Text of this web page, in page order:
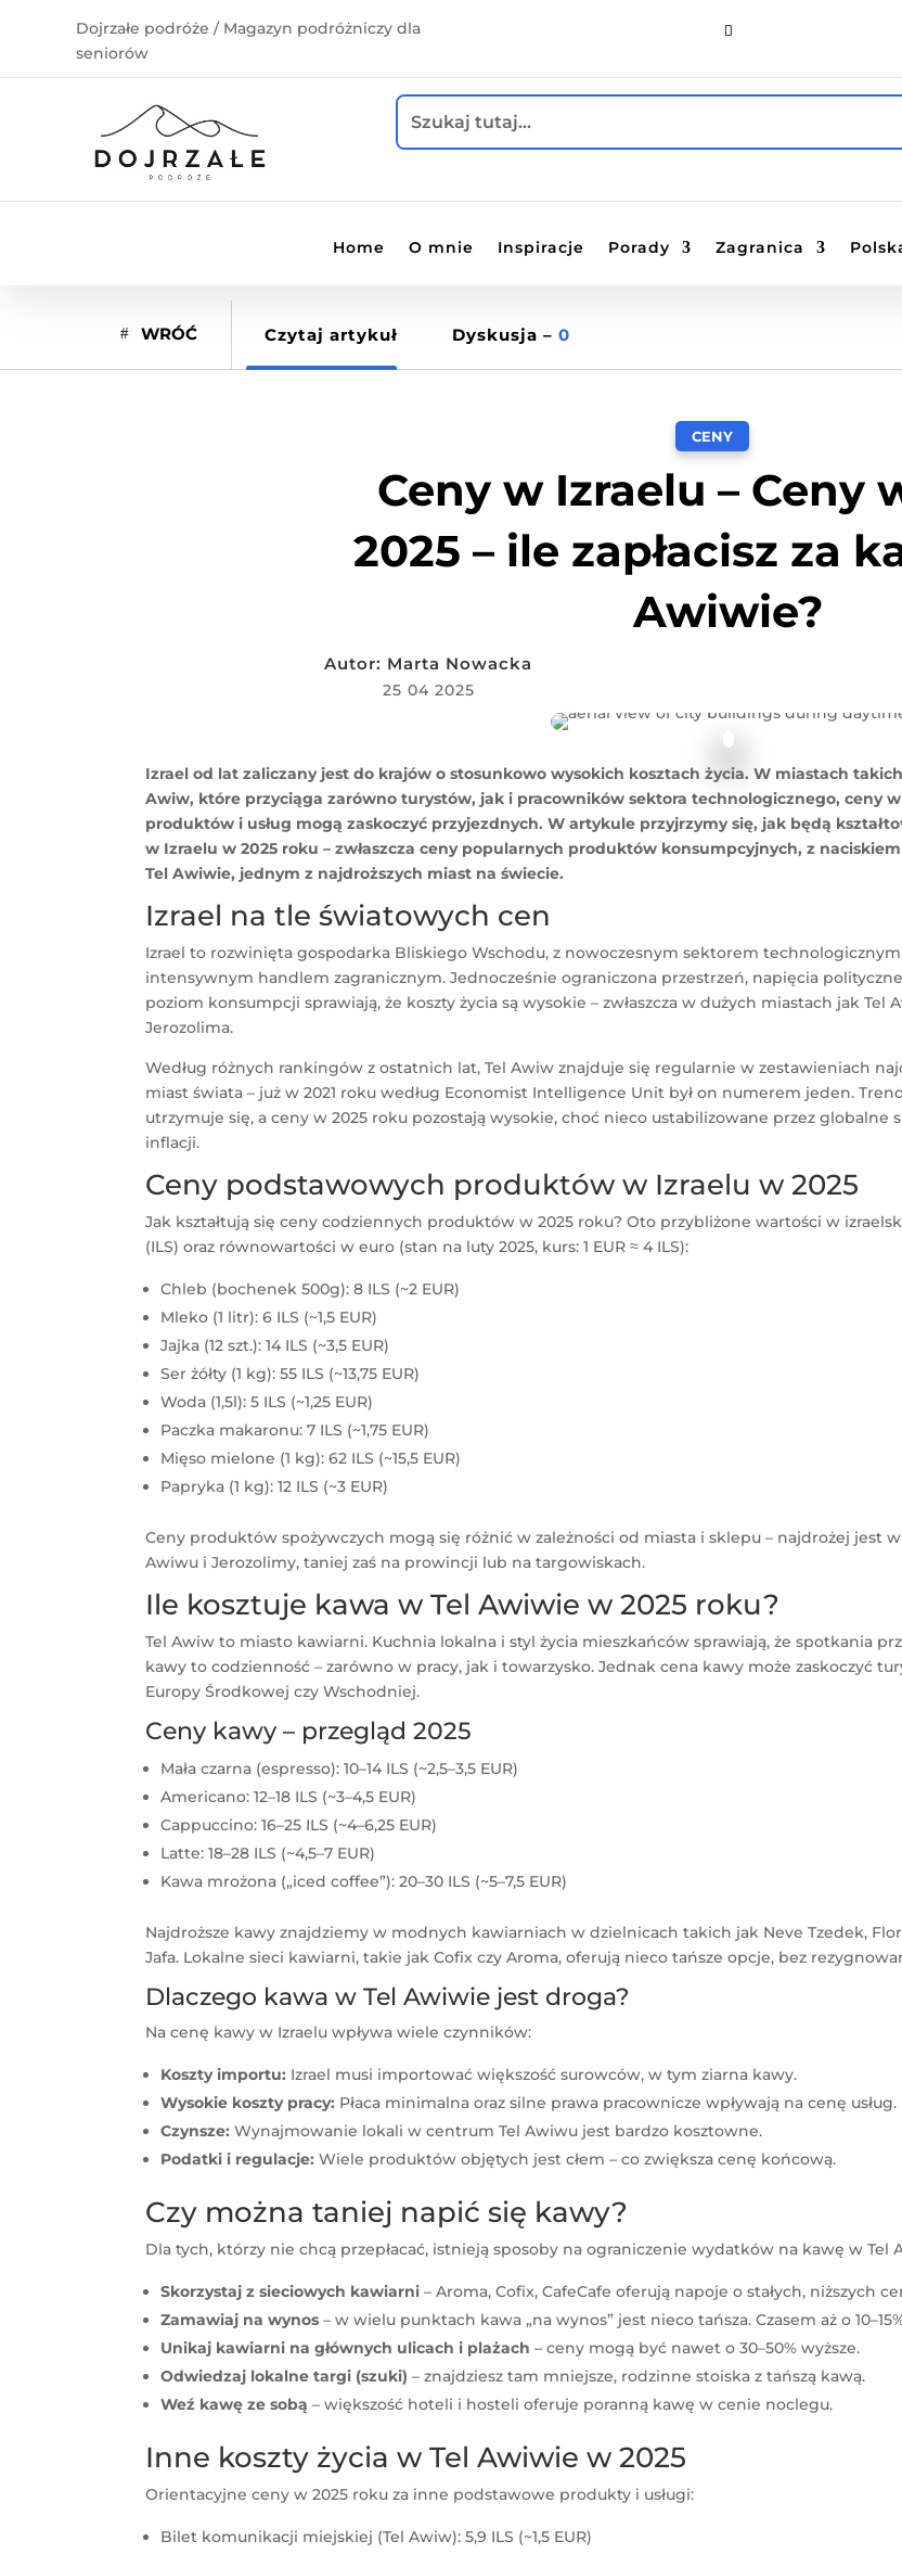
Dojrzałe podróże / Magazyn podróżniczy dla
seniorów
Home O mnie Inspiracje Porady Zagranica
WRÓĆ Czytaj artykuł Dyskusja – 0
CENY
Ceny w Izraelu – Ceny
2025 – ile zapłacisz za
Awiwie?
Autor: Marta Nowacka
25 04 2025
Izrael od lat zaliczany jest do krajów o stosunkowo wysokich kosztach życia. W miastach
Awiw, które przyciąga zarówno turystów, jak i pracowników sektora technologicznego, ceny
produktów i usług mogą zaskoczyć przyjezdnych. W artykule przyjrzymy się, jak będą
w Izraelu w 2025 roku – zwłaszcza ceny popularnych produktów konsumpcyjnych, z
Tel Awiwie, jednym z najdroższych miast na świecie.
Izrael na tle światowych cen
Izrael to rozwinięta gospodarka Bliskiego Wschodu, z nowoczesnym sektorem technologicznym
intensywnym handlem zagranicznym. Jednocześnie ograniczona przestrzeń, napięcia
poziom konsumpcji sprawiają, że koszty życia są wysokie – zwłaszcza w dużych miastach jak Tel
Jerozolima.
Według różnych rankingów z ostatnich lat, Tel Awiw znajduje się regularnie w zestawieniach
miast świata – już w 2021 roku według Economist Intelligence Unit był on numerem jeden.
utrzymuje się, a ceny w 2025 roku pozostają wysokie, choć nieco ustabilizowane przez globalne
inflacji.
Ceny podstawowych produktów w Izraelu w 2025
Jak kształtują się ceny codziennych produktów w 2025 roku? Oto przybliżone wartości w
(ILS) oraz równowartości w euro (stan na luty 2025, kurs: 1 EUR ≈ 4 ILS):
Chleb (bochenek 500g): 8 ILS (~2 EUR)
Mleko (1 litr): 6 ILS (~1,5 EUR)
Jajka (12 szt.): 14 ILS (~3,5 EUR)
Ser żółty (1 kg): 55 ILS (~13,75 EUR)
Woda (1,5l): 5 ILS (~1,25 EUR)
Paczka makaronu: 7 ILS (~1,75 EUR)
Mięso mielone (1 kg): 62 ILS (~15,5 EUR)
Papryka (1 kg): 12 ILS (~3 EUR)
Ceny produktów spożywczych mogą się różnić w zależności od miasta i sklepu – najdrożej jest
Awiwu i Jerozolimy, taniej zaś na prowincji lub na targowiskach.
Ile kosztuje kawa w Tel Awiwie w 2025 roku?
Tel Awiw to miasto kawiarni. Kuchnia lokalna i styl życia mieszkańców sprawiają, że spotkania
kawy to codzienność – zarówno w pracy, jak i towarzysko. Jednak cena kawy może zaskoczyć
Europy Środkowej czy Wschodniej.
Ceny kawy – przegląd 2025
Mała czarna (espresso): 10–14 ILS (~2,5–3,5 EUR)
Americano: 12–18 ILS (~3–4,5 EUR)
Cappuccino: 16–25 ILS (~4–6,25 EUR)
Latte: 18–28 ILS (~4,5–7 EUR)
Kawa mrożona („iced coffee”): 20–30 ILS (~5–7,5 EUR)
Najdroższe kawy znajdziemy w modnych kawiarniach w dzielnicach takich jak Neve Tzedek,
Jafa. Lokalne sieci kawiarni, takie jak Cofix czy Aroma, oferują nieco tańsze opcje, bez
Dlaczego kawa w Tel Awiwie jest droga?
Na cenę kawy w Izraelu wpływa wiele czynników:
Koszty importu: Izrael musi importować większość surowców, w tym ziarna kawy.
Wysokie koszty pracy: Płaca minimalna oraz silne prawa pracownicze wpływają na cenę usług.
Czynsze: Wynajmowanie lokali w centrum Tel Awiwu jest bardzo kosztowne.
Podatki i regulacje: Wiele produktów objętych jest cłem – co zwiększa cenę końcową.
Czy można taniej napić się kawy?
Dla tych, którzy nie chcą przepłacać, istnieją sposoby na ograniczenie wydatków na kawę w Tel
Skorzystaj z sieciowych kawiarni – Aroma, Cofix, CafeCafe oferują napoje o stałych, niższych
Zamawiaj na wynos – w wielu punktach kawa „na wynos” jest nieco tańsza. Czasem aż o
Unikaj kawiarni na głównych ulicach i plażach – ceny mogą być nawet o 30–50% wyższe.
Odwiedzaj lokalne targi (szuki) – znajdziesz tam mniejsze, rodzinne stoiska z tańszą kawą.
Weź kawę ze sobą – większość hoteli i hosteli oferuje poranną kawę w cenie noclegu.
Inne koszty życia w Tel Awiwie w 2025
Orientacyjne ceny w 2025 roku za inne podstawowe produkty i usługi:
Bilet komunikacji miejskiej (Tel Awiw): 5,9 ILS (~1,5 EUR)